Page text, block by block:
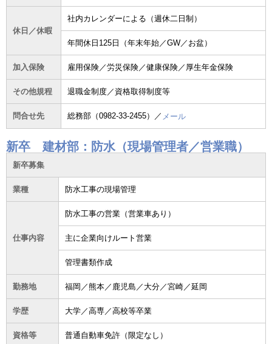
休日／休暇
社内カレンダーによる（週休二日制）
年間休日125日（年末年始／GW／お盆）
加入保険 雇用保険／労災保険／健康保険／厚生年金保険
その他規程 退職金制度／資格取得制度等
問合せ先 総務部（0982-33-2455）／ メール
新卒 建材部：防水（現場管理者／営業職）
新卒募集
業種 防水工事の現場管理
仕事内容
防水工事の営業（営業車あり）
主に企業向けルート営業
管理書類作成
勤務地 福岡／熊本／鹿児島／大分／宮崎／延岡
学歴 大学／高専／高校等卒業
資格等 普通自動車免許（限定なし）